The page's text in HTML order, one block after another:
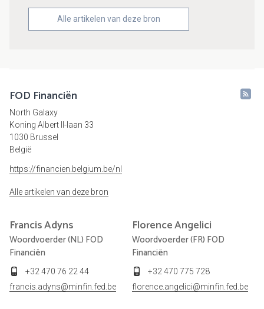
Alle artikelen van deze bron
FOD Financiën
North Galaxy
Koning Albert II-laan 33
1030 Brussel
België
https://financien.belgium.be/nl
Alle artikelen van deze bron
FrancisAdyns
Woordvoerder (NL) FOD
Financiën
+32 470 76 22 44
francis.adyns@minfin.fed.be
FlorenceAngelici
Woordvoerder (FR) FOD
Financiën
+32 470 775 728
florence.angelici@minfin.fed.be